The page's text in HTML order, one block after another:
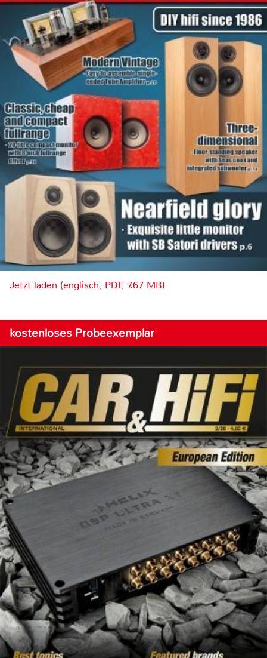
Jetzt laden (englisch, PDF, 7.67 MB)
kostenloses Probeexemplar